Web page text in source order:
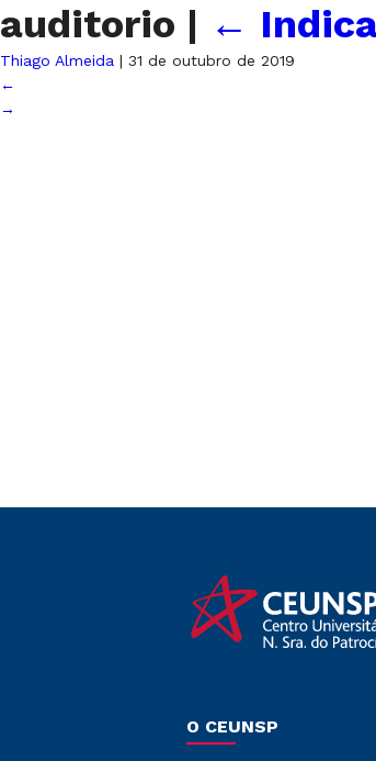
auditorio | ←
Thiago Almeida | 31 de outubro de 2019
←
→
O CEUNSP